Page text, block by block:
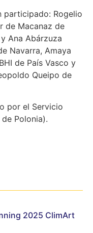
participado: Rogelio
de Macanaz de
Ana Abárzuza
Navarra, Amaya
de País Vasco y
Queipo de
por el Servicio
Polonia).
2025 ClimArt